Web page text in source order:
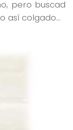
pero buscad
así colgado…